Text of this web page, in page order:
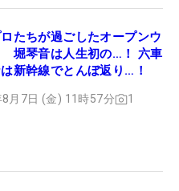
たちが過ごしたオープンウ
堀琴音は人生初の…！ 六車
は新幹線でとんぼ返り…！
月7日 (金) 11時57分 1